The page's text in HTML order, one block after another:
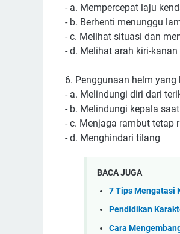
- a. Mempercepat laju
- b. Berhenti menunggu
- c. Melihat situasi dan
- d. Melihat arah kiri-
6. Penggunaan helm
- a. Melindungi diri dari
- b. Melindungi kepala
- c. Menjaga rambut tetap
- d. Menghindari tilang
BACA JUGA
7 Tips Mengatasi
Pendidikan
Cara